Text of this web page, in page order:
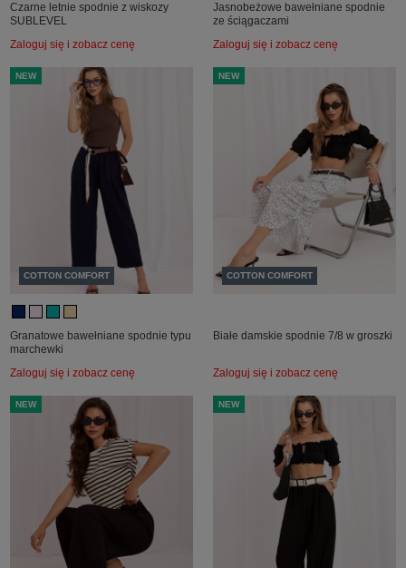
Czarne letnie spodnie z wiskozy
SUBLEVEL
Zaloguj się i zobacz cenę
Jasnobeżowe bawełniane spodnie
ze ściągaczami
Zaloguj się i zobacz cenę
NEW
COTTON COMFORT
Granatowe bawełniane spodnie typu
marchewki
Zaloguj się i zobacz cenę
NEW
COTTON COMFORT
Białe damskie spodnie 7/8 w groszki
Zaloguj się i zobacz cenę
NEW NEW